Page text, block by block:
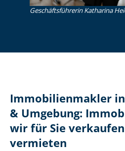
Ge­schäfts­füh­re­rin Katharina
Im­mo­bi­li­en­mak­ler
& Umgebung:
wir für Sie
vermieten